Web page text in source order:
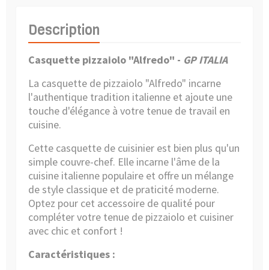
Description
Casquette pizzaiolo "Alfredo" - GP ITALIA
La casquette de pizzaiolo "Alfredo" incarne
l'authentique tradition italienne et ajoute une
touche d'élégance à votre tenue de travail en
cuisine.
Cette casquette de cuisinier est bien plus qu'un
simple couvre-chef. Elle incarne l'âme de la
cuisine italienne populaire et offre un mélange
de style classique et de praticité moderne.
Optez pour cet accessoire de qualité pour
compléter votre tenue de pizzaiolo et cuisiner
avec chic et confort !
Caractéristiques :